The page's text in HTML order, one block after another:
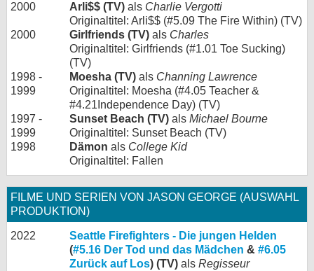
2000
Arli$$ (TV) als Charlie Vergotti
Originaltitel: Arli$$ (#5.09 The Fire Within) (TV)
2000
Girlfriends (TV) als Charles
Originaltitel: Girlfriends (#1.01 Toe Sucking)
(TV)
1998 -
1999
Moesha (TV) als Channing Lawrence
Originaltitel: Moesha (#4.05 Teacher &
#4.21Independence Day) (TV)
1997 -
1999
Sunset Beach (TV) als Michael Bourne
Originaltitel: Sunset Beach (TV)
1998
Dämon als College Kid
Originaltitel: Fallen
FILME UND SERIEN VON JASON GEORGE (AUSWAHL
PRODUKTION)
2022
Seattle Firefighters - Die jungen Helden
(#5.16 Der Tod und das Mädchen & #6.05
Zurück auf Los) (TV) als Regisseur